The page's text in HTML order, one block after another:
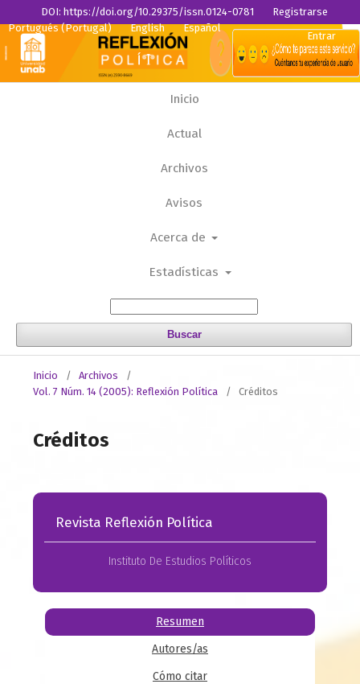
Inicio
Actual
Archivos
Avisos
Acerca de
Estadísticas
Buscar
Portugués (Portugal) English Español
DOI: https://doi.org/10.29375/issn.0124-0781
Registrarse
Entrar
Inicio / Archivos
/
Vol. 7 Núm. 14 (2005): Reflexión Política
/ Créditos
Créditos
Revista Reflexión Política
Instituto De Estudios Políticos
Resumen
Autores/as
Cómo citar